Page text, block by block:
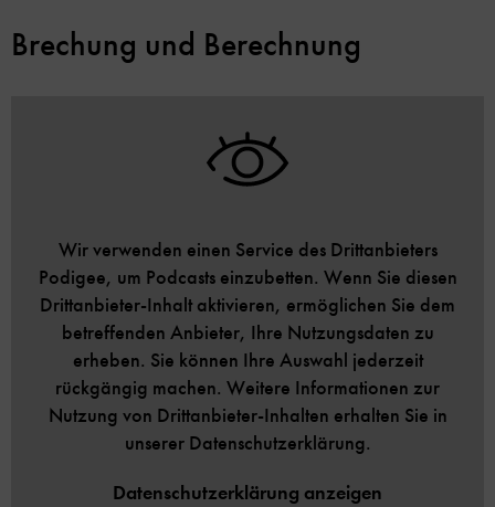
Brechung und Berechnung
Wir verwenden einen Service des Drittanbieters
Podigee, um Podcasts einzubetten. Wenn Sie diesen
Drittanbieter-Inhalt aktivieren, ermöglichen Sie dem
betreffenden Anbieter, Ihre Nutzungsdaten zu
erheben. Sie können Ihre Auswahl jederzeit
rückgängig machen. Weitere Informationen zur
Nutzung von Drittanbieter-Inhalten erhalten Sie in
unserer Datenschutzerklärung.
Datenschutzerklärung anzeigen